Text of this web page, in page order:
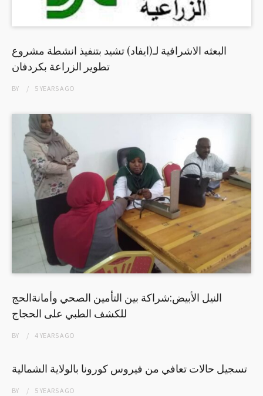
البعثه الاشرافية لـ(ايفاد) تشيد بتنفيذ انشطة مشروع
تطوير الزراعة بكردفان
BY 5 YEARSAGO
النيل الأبيض:شراكة بين التأمين الصحي وأمانةالحج
للكشف الطبي على الحجاج
BY 4 YEARSAGO
تسجيل حالات تعافي من فيروس كورونا بالولاية الشمالية
BY 5 YEARSAGO